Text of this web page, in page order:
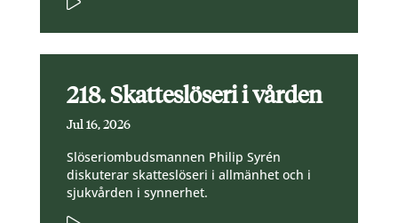
218. Skatteslöseri i vården
Jul 16, 2026
Slöseriombudsmannen Philip Syrén
diskuterar skatteslöseri i allmänhet och i
sjukvården i synnerhet.